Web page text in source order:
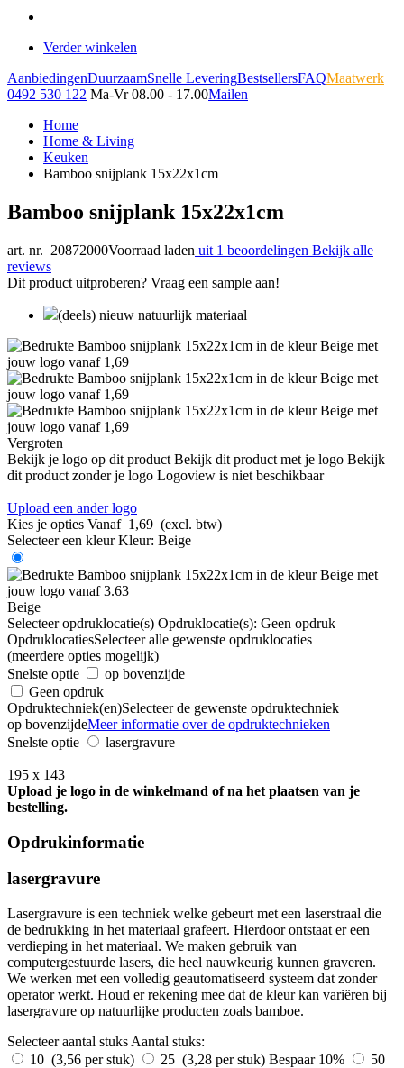
Verder winkelen
AanbiedingenDuurzaamSnelle LeveringBestsellersFAQMaatwerk
0492 530 122 Ma-Vr 08.00 - 17.00Mailen
Home
Home & Living
Keuken
Bamboo snijplank 15x22x1cm
Bamboo snijplank 15x22x1cm
art. nr. 20872000Voorraad laden uit 1 beoordelingen Bekijk alle
reviews
Dit product uitproberen? Vraag een sample aan!
(deels) nieuw natuurlijk materiaal
Vergroten
Bekijk je logo op dit product Bekijk dit product met je logo Bekijk
dit product zonder je logo Logoview is niet beschikbaar
Upload een ander logo
Kies je opties Vanaf 1,69 (excl. btw)
Selecteer een kleur Kleur: Beige
Beige
Selecteer opdruklocatie(s) Opdruklocatie(s): Geen opdruk
OpdruklocatiesSelecteer alle gewenste opdruklocaties
(meerdere opties mogelijk)
Snelste optie
op bovenzijde
Geen opdruk
Opdruktechniek(en)Selecteer de gewenste opdruktechniek
op bovenzijdeMeer informatie over de opdruktechnieken
Snelste optie
lasergravure
195 x 143
Upload je logo in de winkelmand of na het plaatsen van je
bestelling.
Opdrukinformatie
lasergravure
Lasergravure is een techniek welke gebeurt met een laserstraal die
de bedrukking in het materiaal grafeert. Hierdoor ontstaat er een
verdieping in het materiaal. We maken gebruik van
computergestuurde lasers, die heel nauwkeurig kunnen graveren.
We werken met een volledig geautomatiseerd systeem dat zonder
operator werkt. Houd er rekening mee dat de kleur kan variëren bij
lasergravure op natuurlijke producten zoals bamboe.
Selecteer aantal stuks Aantal stuks:
10 (3,56 per stuk)
25 (3,28 per stuk) Bespaar 10%
50